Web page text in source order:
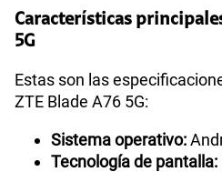
Características
5G
Estas son las
ZTE Blade A76 5G:
Sistema operativo:
Tecnología de pantalla: